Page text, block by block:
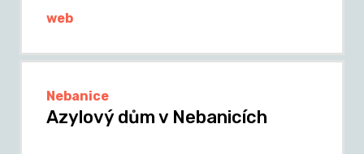
web
Nebanice
Azylový dům v Nebanicích